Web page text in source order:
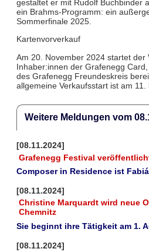
gestaltet er mit Rudolf Buchbinder
ein Brahms-Programm: ein
Sommerfinale 2025.
Kartenvorverkauf
Am 20. November 2024 startet der
Inhaber:innen der Grafenegg
des Grafenegg Freundeskreis
allgemeine Verkaufsstart ist am 11.
Weitere Meldungen vom
[08.11.2024]
Grafenegg Festival
Composer in Residence ist
[08.11.2024]
Christine Marquardt wird neue
Chemnitz
Sie beginnt ihre Tätigkeit am 1.
[08.11.2024]